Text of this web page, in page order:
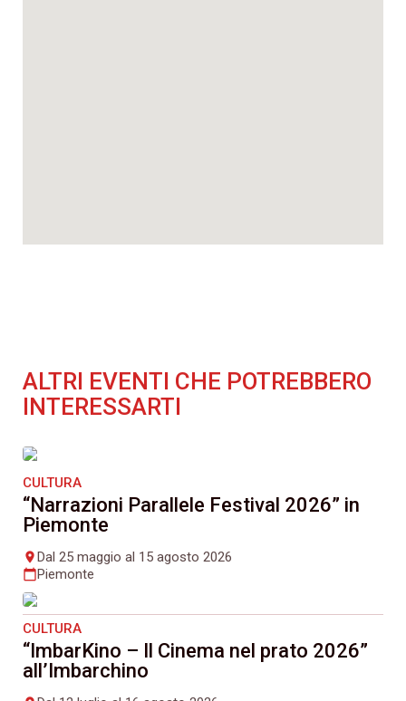
ALTRI EVENTI CHE POTREBBERO
INTERESSARTI
CULTURA
“Narrazioni Parallele Festival 2026” in
Piemonte
placeDal 25 maggio al 15 agosto 2026
calendar_todayPiemonte
CULTURA
“ImbarKino – Il Cinema nel prato 2026”
all’Imbarchino